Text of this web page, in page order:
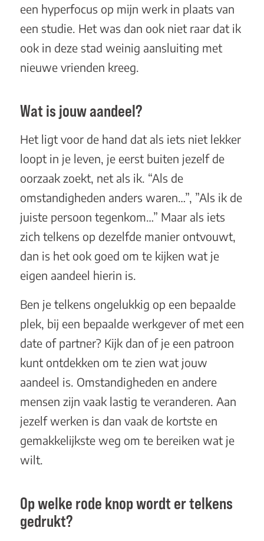
een hyperfocus op mijn werk in plaats van
een studie. Het was dan ook niet raar dat ik
ook in deze stad weinig aansluiting met
nieuwe vrienden kreeg.
Wat is jouw aandeel?
Het ligt voor de hand dat als iets niet lekker
loopt in je leven, je eerst buiten jezelf de
oorzaak zoekt, net als ik. “Als de
omstandigheden anders waren…”, ”Als ik de
juiste persoon tegenkom…” Maar als iets
zich telkens op dezelfde manier ontvouwt,
dan is het ook goed om te kijken wat je
eigen aandeel hierin is.
Ben je telkens ongelukkig op een bepaalde
plek, bij een bepaalde werkgever of met een
date of partner? Kijk dan of je een patroon
kunt ontdekken om te zien wat jouw
aandeel is. Omstandigheden en andere
mensen zijn vaak lastig te veranderen. Aan
jezelf werken is dan vaak de kortste en
gemakkelijkste weg om te bereiken wat je
wilt.
Op welke rode knop wordt er telkens
gedrukt?